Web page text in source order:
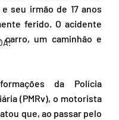
seu irmão de 17 anos
ferido. O acidente
carro, um caminhão e
da Polícia
(PMRv), o motorista
que, ao passar pelo